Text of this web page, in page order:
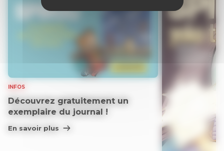
INFOS
Découvrez gratuitement un
exemplaire du journal !
En savoir plus